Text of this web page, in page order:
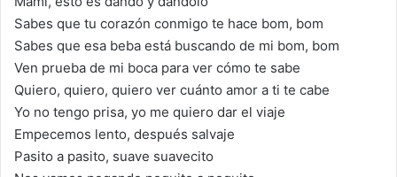
Sabes que tu corazón conmigo te hace bom, bom
Sabes que esa beba está buscando de mi bom, bom
Ven prueba de mi boca para ver cómo te sabe
Quiero, quiero, quiero ver cuánto amor a ti te cabe
Yo no tengo prisa, yo me quiero dar el viaje
Empecemos lento, después salvaje
Pasito a pasito, suave suavecito